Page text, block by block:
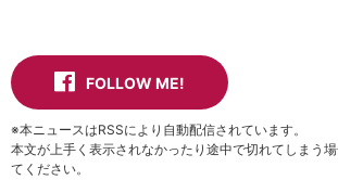
FOLLOW ME!
※本ニュースはRSSにより自動配信されています。
本文が上手く表示されなかったり途中で切れてしまう
てください。